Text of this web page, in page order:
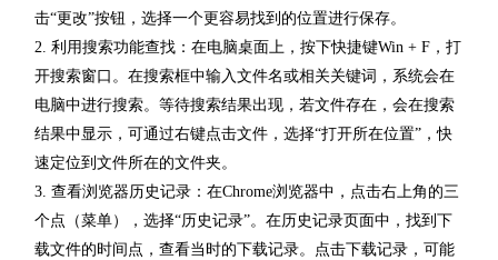
击“更改”按钮，选择一个更容易找到的位置进行保存。
2. 利用搜索功能查找：在电脑桌面上，按下快捷键Win + F，打
开搜索窗口。在搜索框中输入文件名或相关关键词，系统会在
电脑中进行搜索。等待搜索结果出现，若文件存在，会在搜索
结果中显示，可通过右键点击文件，选择“打开所在位置”，快
速定位到文件所在的文件夹。
3. 查看浏览器历史记录：在Chrome浏览器中，点击右上角的三
个点（菜单），选择“历史记录”。在历史记录页面中，找到下
载文件的时间点，查看当时的下载记录。点击下载记录，可能